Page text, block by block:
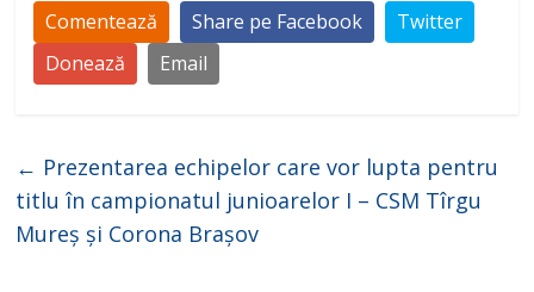
Comentează Share pe Facebook
Twitter
Donează
Email
← Prezentarea echipelor care vor lupta pentru
titlu în campionatul junioarelor I – CSM Tîrgu
Mureș și Corona Brașov